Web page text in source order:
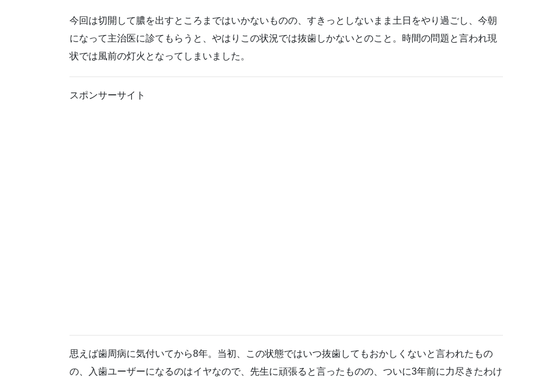
今回は切開して膿を出すところまではいかないものの、すきっとしないまま土日をやり過ごし、今朝
になって主治医に診てもらうと、やはりこの状況では抜歯しかないとのこと。時間の問題と言われ現
状では風前の灯火となってしまいました。
スポンサーサイト
思えば歯周病に気付いてから8年。当初、この状態ではいつ抜歯してもおかしくないと言われたもの
の、入歯ユーザーになるのはイヤなので、先生に頑張ると言ったものの、ついに3年前に力尽きたわけ